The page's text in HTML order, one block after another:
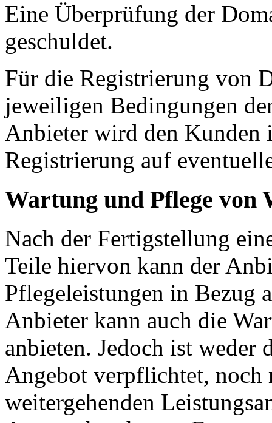
Eine Überprüfung der
geschuldet.
Für die Registrierung von
jeweiligen Bedingungen
Anbieter wird den Kunden
Registrierung auf
Wartung und Pflege von
Nach der Fertigstellung
Teile hiervon kann der
Pflegeleistungen in Bezug
Anbieter kann auch die
anbieten. Jedoch ist weder
Angebot verpflichtet, noch
weitergehenden